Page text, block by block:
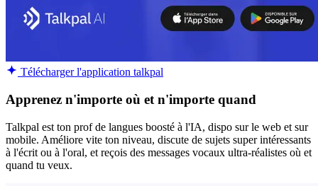
Télécharger l'application talkpal
Apprenez n'importe où et n'importe quand
Talkpal est ton prof de langues boosté à l'IA, dispo sur le web et sur
mobile. Améliore vite ton niveau, discute de sujets super intéressants
à l'écrit ou à l'oral, et reçois des messages vocaux ultra-réalistes où et
quand tu veux.